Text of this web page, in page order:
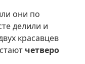
они по
делили и
красавцев
четверо